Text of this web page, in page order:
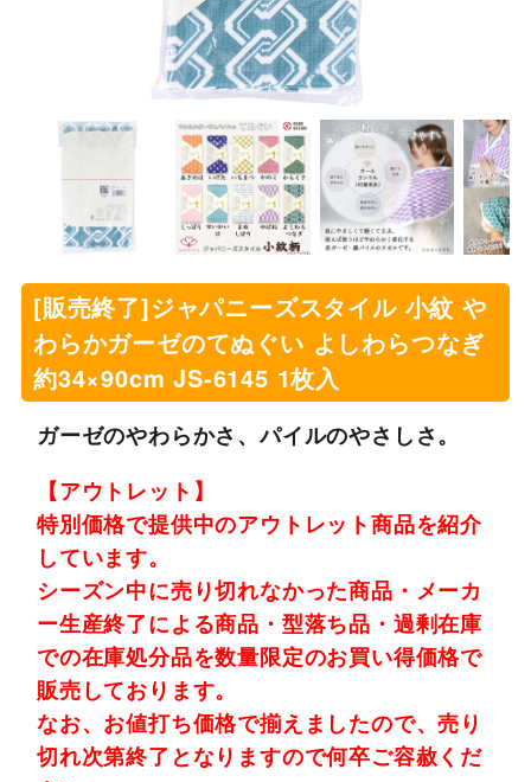
[販売終了]ジャパニーズスタイル 小紋 や
わらかガーゼのてぬぐい よしわらつなぎ
約34×90cm JS-6145 1枚入
ガーゼのやわらかさ、パイルのやさしさ。
【アウトレット】
特別価格で提供中のアウトレット商品を紹介
しています。
シーズン中に売り切れなかった商品・メーカ
ー生産終了による商品・型落ち品・過剰在庫
での在庫処分品を数量限定のお買い得価格で
販売しております。
なお、お値打ち価格で揃えましたので、売り
切れ次第終了となりますので何卒ご容赦くだ